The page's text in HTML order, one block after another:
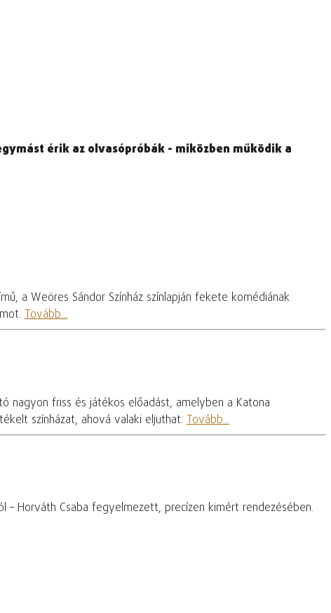
érik az olvasópróbák - miközben működik a
a Weöres Sándor Színház színlapján fekete komédiának
Tovább...
nagyon friss és játékos előadást, amelyben a Katona
színházat, ahová valaki eljuthat. Tovább...
– Horváth Csaba fegyelmezett, precízen kimért rendezésében.